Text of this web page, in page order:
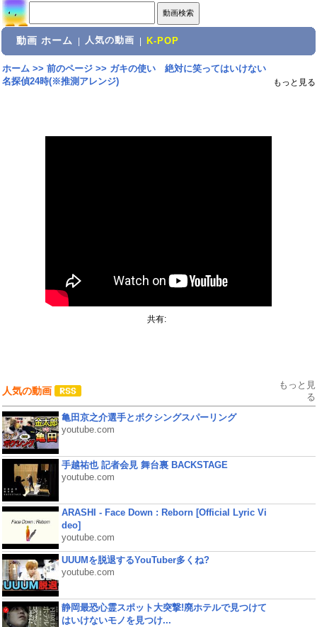
動画 ホーム 人気の動画 K-POP
ホーム>> 前のページ>> ガキの使い 絶対に笑ってはいけない
名探偵24時(※推測アレンジ)
もっと見る
共有:
人気の動画
もっと見
る
亀田京之介選手とボクシングスパーリング
youtube.com
手越祐也 記者会見 舞台裏 BACKSTAGE
youtube.com
ARASHI - Face Down : Reborn [Official Lyric Vi
deo]
youtube.com
UUUMを脱退するYouTuber多くね?
youtube.com
静岡最恐心霊スポット大突撃!廃ホテルで見つけて
はいけないモノを見つけ...